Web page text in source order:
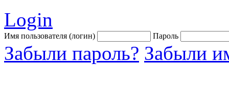
Login
Имя пользователя (логин) Пароль
Забыли пароль? Забыли